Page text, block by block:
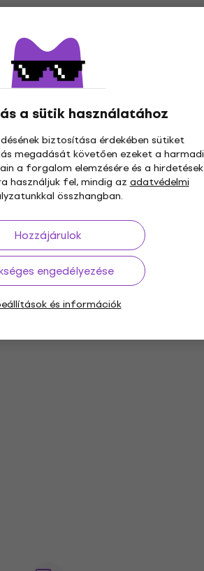
a sütik használatához
biztosítása érdekében sütiket
megadását követően ezeket a
a forgalom elemzésére és a hirdetések
használjuk fel, mindig az adatvédelmi
összhangban.
Hozzájárulok
engedélyezése
és információk